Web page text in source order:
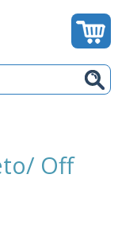
Off